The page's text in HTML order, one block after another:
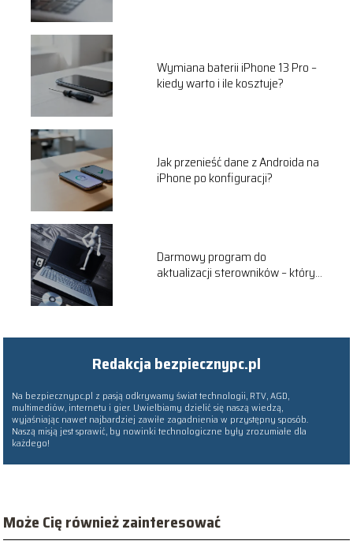
Wymiana baterii iPhone 13 Pro –
kiedy warto i ile kosztuje?
Jak przenieść dane z Androida na
iPhone po konfiguracji?
Darmowy program do
aktualizacji sterowników – który
Redakcja bezpiecznypc.pl
Na bezpiecznypc.pl z pasją odkrywamy świat technologii, RTV, AGD,
multimediów, internetu i gier. Uwielbiamy dzielić się naszą wiedzą,
wyjaśniając nawet najbardziej zawiłe zagadnienia w przystępny sposób.
Naszą misją jest sprawić, by nowinki technologiczne były zrozumiałe dla
każdego!
Może Cię również zainteresować